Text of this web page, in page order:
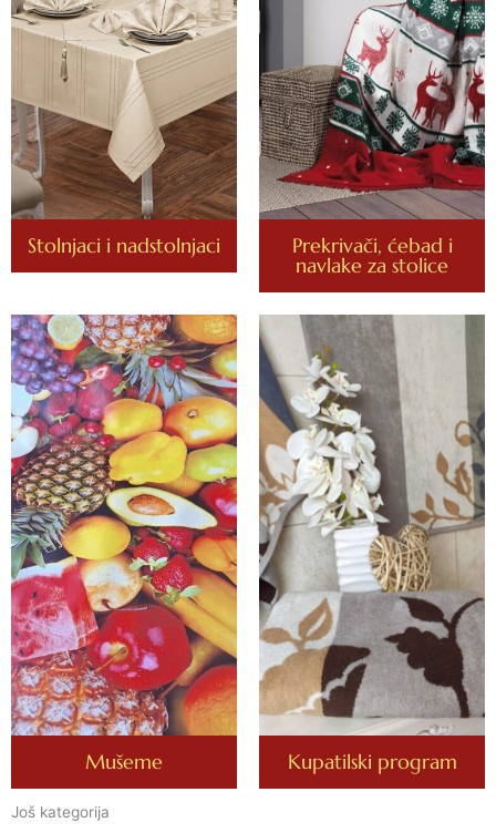
Stolnjaci i nadstolnjaci Prekrivači, ćebad i
navlake za stolice
Mušeme Kupatilski program
Još kategorija